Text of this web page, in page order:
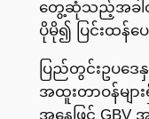
တွေ့ဆုံသည့်အခါ
ပိုမို၍ ပြင်းထန်
ပြည်တွင်းဥပဒ
အထူးတာဝန်များ
အနေဖြင့် GBV